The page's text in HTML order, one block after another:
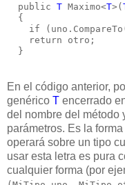
  public
T Maximo<T>(
  {
if
    return otro;
  }
En el código anterior,
genérico T encerrado
del nombre del método
parámetros. Es la
operará sobre un tipo
usar esta letra es pura
cualquier forma (por